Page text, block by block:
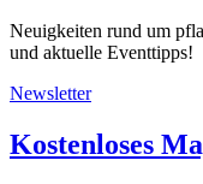
Neuigkeiten rund um
und aktuelle Eventtipps!
Newsletter
Kostenloses